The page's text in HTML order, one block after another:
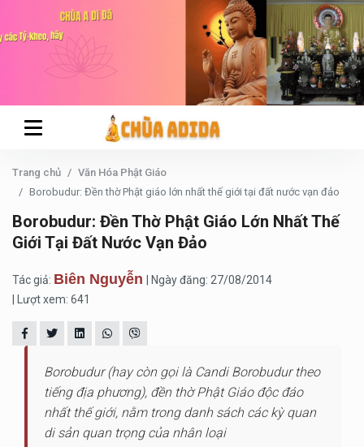
Trang chủ
Văn Hóa Phật Giáo
Borobudur: Đền thờ Phật giáo lớn nhất thế giới tại đất nước vạn đảo
Borobudur: Đền Thờ Phật Giáo Lớn Nhất Thế
Giới Tại Đất Nước Vạn Đảo
Tác giả: Biên Nguyễn
| Ngày đăng: 27/08/2014
| Lượt xem: 641
Borobudur (hay còn gọi là Candi Borobudur theo
tiếng địa phương), đền thờ Phật Giáo độc đáo
nhất thế giới, nằm trong danh sách các kỳ quan
di sản quan trọng của nhân loại